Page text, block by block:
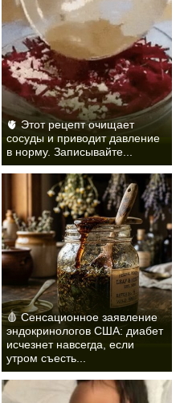
🫀 Этот рецепт очищает
сосуды и приводит давление
в норму. Записывайте...
🩸 Сенсационное заявление
эндокринологов США: диабет
исчезнет навсегда, если
утром съесть...